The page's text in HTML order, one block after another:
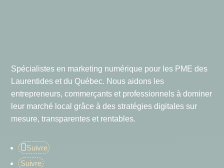
Spécialistes en marketing numérique pour les PME des
Laurentides et du Québec. Nous aidons les
entrepreneurs, commerçants et professionnels à dominer
leur marché local grâce à des stratégies digitales sur
mesure, transparentes et rentables.
Suivre
Suivre